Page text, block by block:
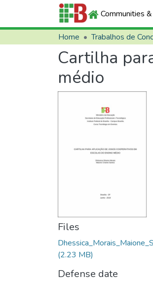
Communities
Home
Cartilha
médio
Files
(2.23 MB)
Defense date